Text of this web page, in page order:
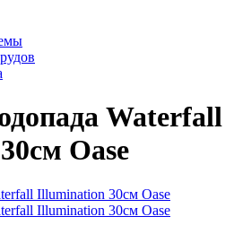
Waterfall
Oase